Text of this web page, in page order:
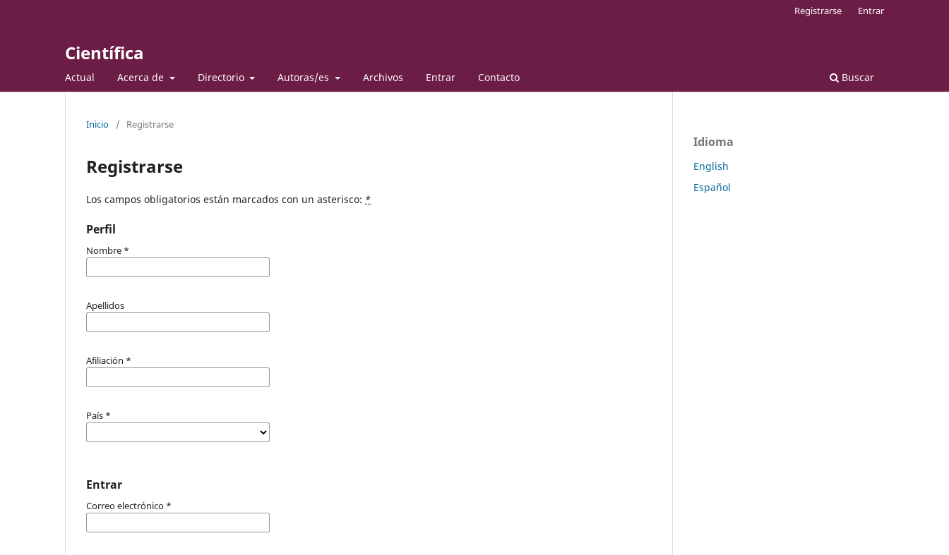
Científica
Actual Acerca de Directorio Autoras/es Archivos Entrar Contacto Buscar
Registrarse Entrar
Inicio / Registrarse
Registrarse
Los campos obligatorios están marcados con un asterisco: *
Perfil
Nombre *
Apellidos
Afiliación *
País *
Entrar
Correo electrónico *
Idioma
English
Español